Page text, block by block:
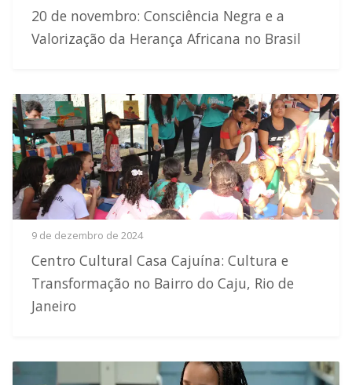
20 de novembro: Consciência Negra e a
Valorização da Herança Africana no Brasil
9 de dezembro de 2024
Centro Cultural Casa Cajuína: Cultura e
Transformação no Bairro do Caju, Rio de
Janeiro